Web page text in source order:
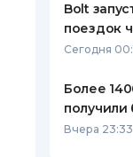
КОНТАКТЫ
Bolt
поездок
Сегодня
Более
получили
Вчера 23:33